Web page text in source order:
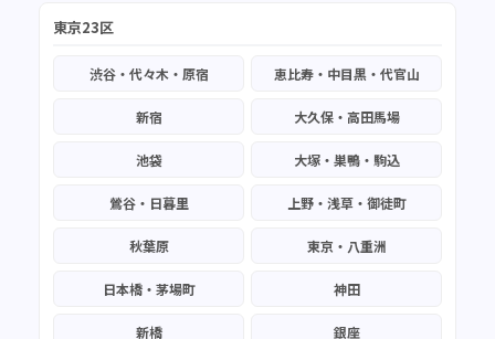
東京23区
渋谷・代々木・原宿 恵比寿・中目黒・代官山
新宿 大久保・高田馬場
池袋 大塚・巣鴨・駒込
鶯谷・日暮里 上野・浅草・御徒町
秋葉原 東京・八重洲
日本橋・茅場町 神田
新橋 銀座